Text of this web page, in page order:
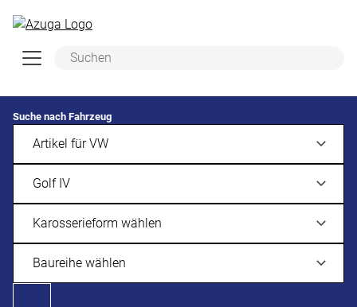
Suche nach Fahrzeug